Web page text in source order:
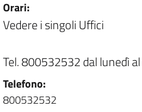
Orari:
Vedere i singoli Uffici
Tel. 800532532 dal lunedì
Telefono:
800532532